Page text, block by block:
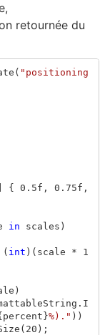
retournée du
( "positioning
{ 0.5f , 0.75f ,
in scales )
( int )( scale *
1
)
. I
percent }%)." ))
( 20 );